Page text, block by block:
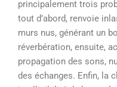
principalement trois
tout d’abord, renvoie
murs nus, générant un
réverbération, ensuite,
propagation des sons,
des échanges. Enfin, la